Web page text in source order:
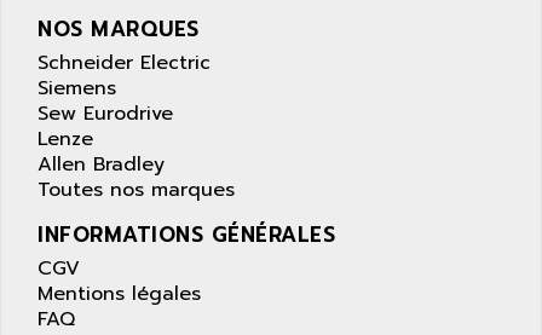
NOS MARQUES
Schneider Electric
Siemens
Sew Eurodrive
Lenze
Allen Bradley
Toutes nos marques
INFORMATIONS GÉNÉRALES
CGV
Mentions légales
FAQ